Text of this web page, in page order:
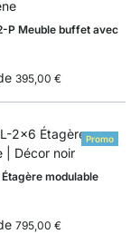
P Meuble buffet avec
395,00 €
Promo
modulable
795,00 €